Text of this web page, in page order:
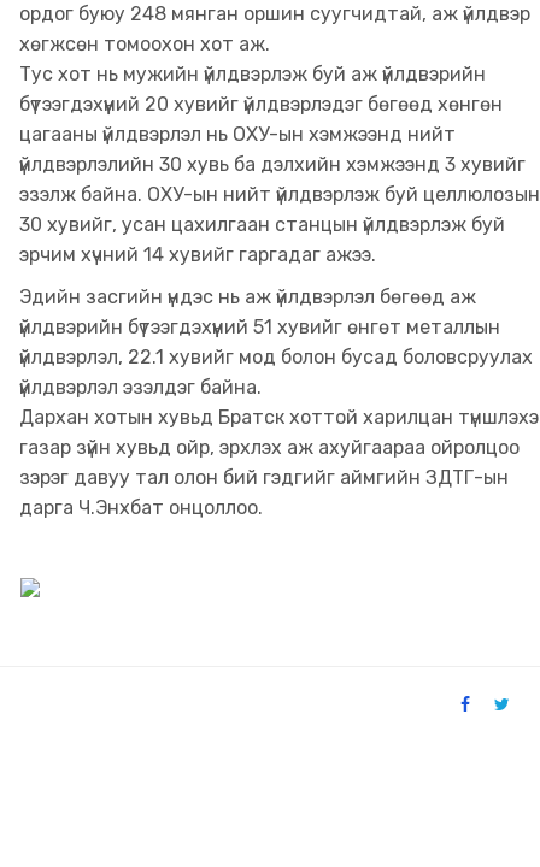
ордог буюу 248 мянган оршин суугчидтай, аж үйлдвэр
хөгжсөн томоохон хот аж.
Тус хот нь мужийн үйлдвэрлэж буй аж үйлдвэрийн
бүтээгдэхүүний 20 хувийг үйлдвэрлэдэг бөгөөд хөнгөн
цагааны үйлдвэрлэл нь ОХУ-ын хэмжээнд нийт
үйлдвэрлэлийн 30 хувь ба дэлхийн хэмжээнд 3 хувийг
эзэлж байна. ОХУ-ын нийт үйлдвэрлэж буй целлюлозын
30 хувийг, усан цахилгаан станцын үйлдвэрлэж буй
эрчим хүчний 14 хувийг гаргадаг ажээ.
Эдийн засгийн үндэс нь аж үйлдвэрлэл бөгөөд аж
үйлдвэрийн бүтээгдэхүүний 51 хувийг өнгөт металлын
үйлдвэрлэл, 22.1 хувийг мод болон бусад боловсруулах
үйлдвэрлэл эзэлдэг байна.
Дархан хотын хувьд Братск хоттой харилцан
газар зүйн хувьд ойр, эрхлэх аж ахуйгаараа ойролцоо
зэрэг давуу тал олон бий гэдгийг аймгийн ЗДТГ-ын
дарга Ч.Энхбат онцоллоо.